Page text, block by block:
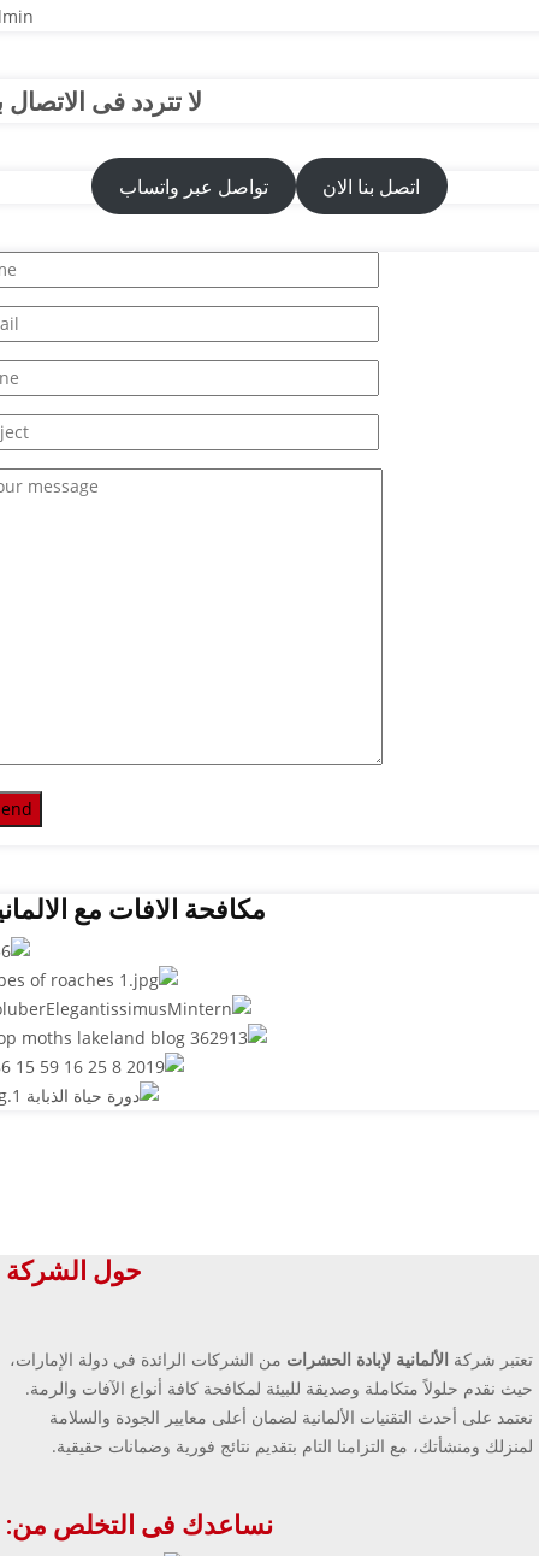
لا تتردد فى الاتصال
اتصل بنا الان تواصل عبر واتساب
مكافحة الافات مع
حول الشركة
تعتبر شركة الألمانية لإبادة الحشرات من الشركات الرائدة في دولة الإمارات،
حيث نقدم حلولاً متكاملة وصديقة للبيئة لمكافحة كافة أنواع الآفات والرمة.
نعتمد على أحدث التقنيات الألمانية لضمان أعلى معايير الجودة والسلامة
لمنزلك ومنشأتك، مع التزامنا التام بتقديم نتائج فورية وضمانات حقيقية.
نساعدك فى التخلص من: